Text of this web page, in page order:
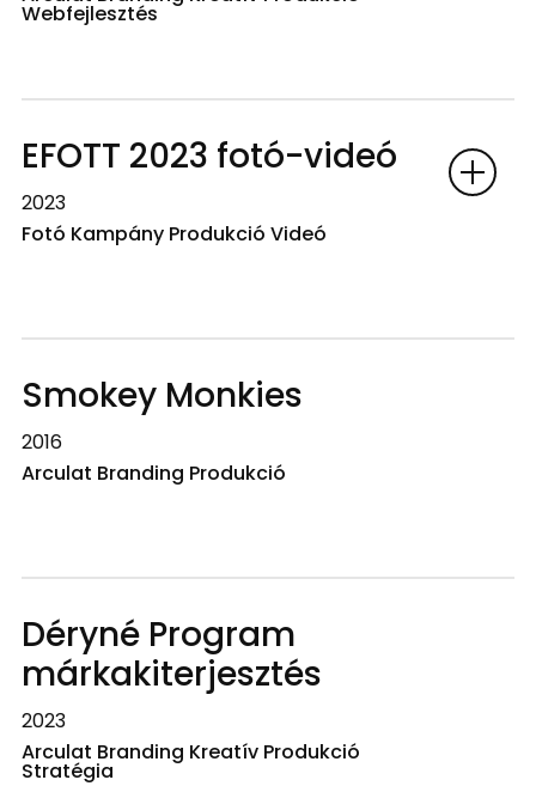
Webfejlesztés
EFOTT 2023 fotó-videó
2023
Fotó Kampány Produkció Videó
Smokey Monkies
2016
Arculat Branding Produkció
Déryné Program
márkakiterjesztés
2023
Arculat Branding Kreatív Produkció
Stratégia